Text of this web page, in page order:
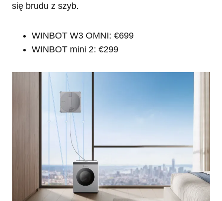
się brudu z szyb.
WINBOT W3 OMNI: €699
WINBOT mini 2: €299